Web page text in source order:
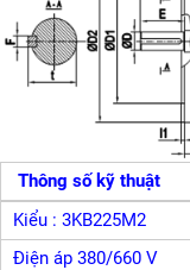
Thông số kỹ thuật
Kiểu : 3KB225M2
Điện áp 380/660 V